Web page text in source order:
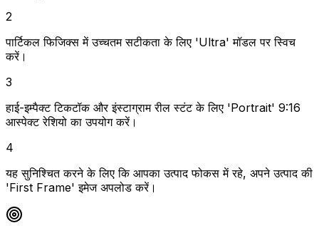
2
पार्टिकल फिजिक्स में उच्चतम सटीकता के लिए 'Ultra' मॉडल पर स्विच
करें।
3
हाई-इम्पैक्ट टिकटॉक और इंस्टाग्राम रील स्टंट के लिए 'Portrait' 9:16
आस्पेक्ट रेशियो का उपयोग करें।
4
यह सुनिश्चित करने के लिए कि आपका उत्पाद फोकस में रहे, अपने उत्पाद की
'First Frame' इमेज अपलोड करें।